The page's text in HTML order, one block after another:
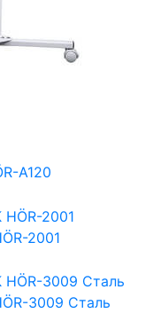
А120
2001
3009 Сталь